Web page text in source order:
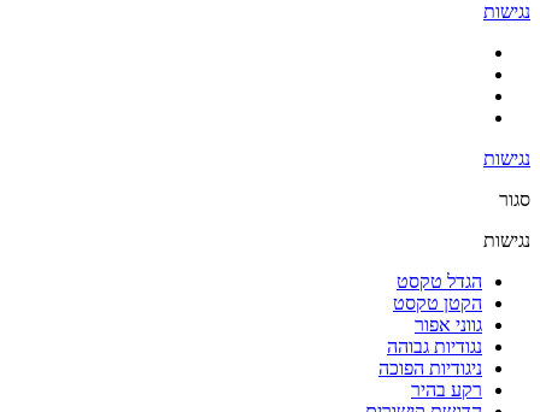
נגישות
נגישות
סגור
נגישות
הגדל טקסט
הקטן טקסט
גווני אפור
נגודיות גבוהה
ניגודיות הפוכה
רקע בהיר